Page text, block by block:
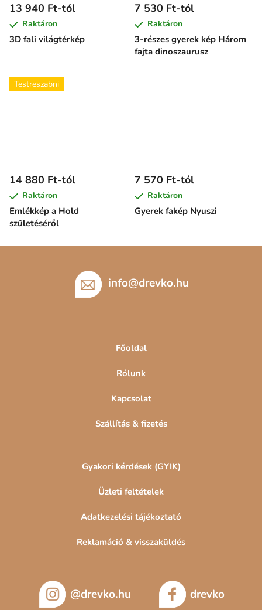
3D fali világtérkép
13 940 Ft-tól
Raktáron
3-részes gyerek kép Három
fajta dinoszaurusz
7 530 Ft-tól
Raktáron
Testreszabni
Emlékkép a Hold
születéséről
14 880 Ft-tól
Raktáron
Gyerek fakép Nyuszi
7 570 Ft-tól
Raktáron
info@drevko.hu
Főoldal
Rólunk
Kapcsolat
Szállítás & fizetés
Gyakori kérdések (GYIK)
Üzleti feltételek
Adatkezelési tájékoztató
Reklamáció & visszaküldés
@drevko.hu drevko